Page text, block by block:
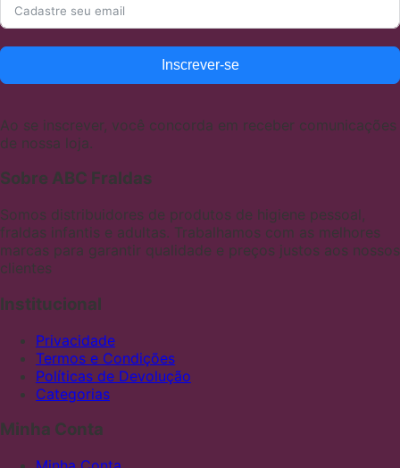
Inscrever-se
Ao se inscrever, você concorda em receber comunicações
de nossa loja.
Sobre ABC Fraldas
Somos distribuidores de produtos de higiene pessoal,
fraldas infantis e adultas. Trabalhamos com as melhores
marcas para garantir qualidade e preços justos aos nossos
clientes
Institucional
Privacidade
Termos e Condições
Políticas de Devolução
Categorias
Minha Conta